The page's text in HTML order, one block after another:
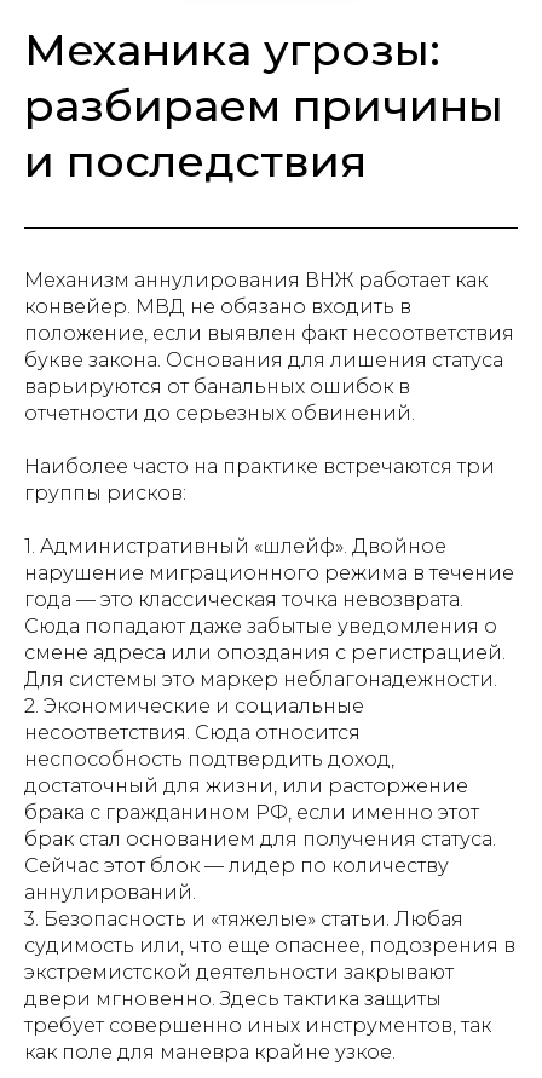
Механика угрозы:
разбираем причины
и последствия
Механизм аннулирования ВНЖ работает как
конвейер. МВД не обязано входить в
положение, если выявлен факт несоответствия
букве закона. Основания для лишения статуса
варьируются от банальных ошибок в
отчетности до серьезных обвинений.
Наиболее часто на практике встречаются три
группы рисков:
1. Административный «шлейф». Двойное
нарушение миграционного режима в течение
года — это классическая точка невозврата.
Сюда попадают даже забытые уведомления о
смене адреса или опоздания с регистрацией.
Для системы это маркер неблагонадежности.
2. Экономические и социальные
несоответствия. Сюда относится
неспособность подтвердить доход,
достаточный для жизни, или расторжение
брака с гражданином РФ, если именно этот
брак стал основанием для получения статуса.
Сейчас этот блок — лидер по количеству
аннулирований.
3. Безопасность и «тяжелые» статьи. Любая
судимость или, что еще опаснее, подозрения в
экстремистской деятельности закрывают
двери мгновенно. Здесь тактика защиты
требует совершенно иных инструментов, так
как поле для маневра крайне узкое.